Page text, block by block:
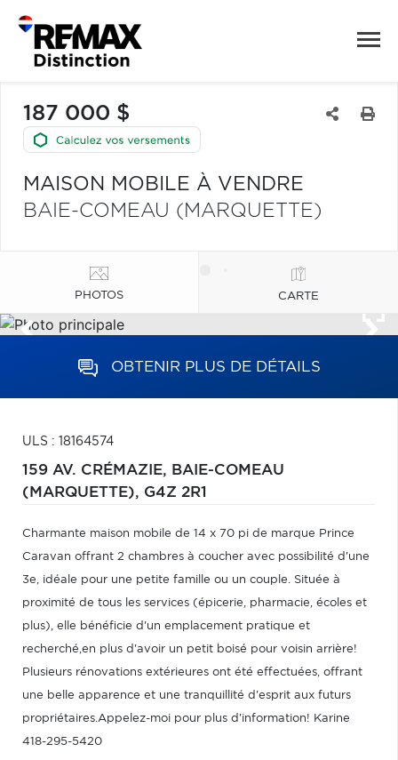
187 000 $
MAISON MOBILE À VENDRE
BAIE-COMEAU (MARQUETTE)
PHOTOS CARTE
OBTENIR PLUS DE DÉTAILS
ULS : 18164574
159 AV. CRÉMAZIE, BAIE-COMEAU
(MARQUETTE), G4Z 2R1
Charmante maison mobile de 14 x 70 pi de marque Prince
Caravan offrant 2 chambres à coucher avec possibilité d'une
3e, idéale pour une petite famille ou un couple. Située à
proximité de tous les services (épicerie, pharmacie, écoles et
plus), elle bénéficie d'un emplacement pratique et
recherché,en plus d'avoir un petit boisé pour voisin arrière!
Plusieurs rénovations extérieures ont été effectuées, offrant
une belle apparence et une tranquillité d'esprit aux futurs
propriétaires.Appelez-moi pour plus d'information! Karine
418-295-5420